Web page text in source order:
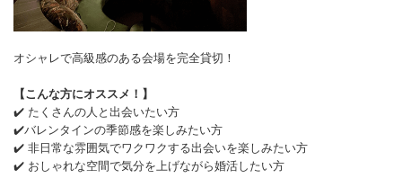
オシャレで高級感のある会場を完全貸切！
【こんな方にオススメ！】
✔️ たくさんの人と出会いたい方
✔️バレンタインの季節感を楽しみたい方
✔️ 非日常な雰囲気でワクワクする出会いを楽しみたい方
✔️ おしゃれな空間で気分を上げながら婚活したい方